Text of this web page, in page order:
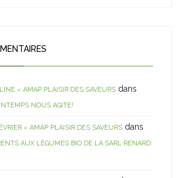
« AMAP PLAISIR DES SAVEURS dans
NOUS AGITE!
« AMAP PLAISIR DES SAVEURS dans
AUX LÉGUMES BIO DE LA SARL RENARD: